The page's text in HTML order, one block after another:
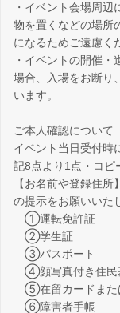
・イベント会場周
物を置くなどの場所
になるためご遠慮く
・イベントの開催
場合、入場をお断り
います。
ご本人確認について
イベント当日受付時
記8点より1点・コピ
【お名前や登録住
の提示をお願いいた
①運転免許証
②学生証
③パスポート
④顔写真付き住民
⑤在留カードまた
⑥障害者手帳